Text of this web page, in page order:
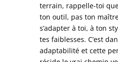
terrain, rappelle-toi
ton outil, pas ton
s’adapter à toi, à ton
tes faiblesses. C’est
adaptabilité et cette